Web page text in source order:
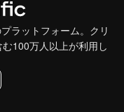
ラットフォーム。クリ
100万人以上が利用し